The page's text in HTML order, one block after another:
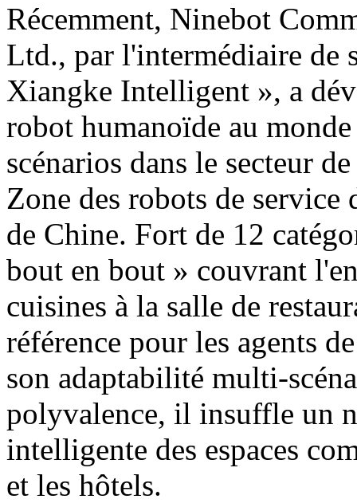
Récemment, Ninebot
Ltd., par l'intermédiaire de
Xiangke Intelligent », a
robot humanoïde au
scénarios dans le secteur
Zone des robots de
de Chine. Fort de 12
bout en bout » couvrant
cuisines à la salle de
référence pour les agents
son adaptabilité multi-
polyvalence, il insuffle un
intelligente des espaces
et les hôtels.